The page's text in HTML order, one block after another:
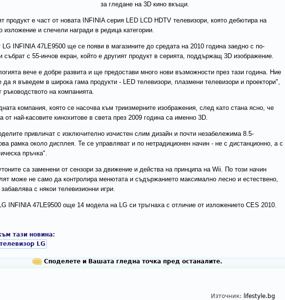
за гледане на 3D кино вкъщи.
продукт е част от новата INFINIA серия LED LCD HDTV телевизори, която дебютира на
изложение и спечели награди в редица категории.
LG INFINIA 47LE9500 ще се появи в магазините до средата на 2010 година заедно с по-
събрат с 55-инчов екран, който е другият продукт в серията, поддържащ 3D изображение.
вече е добре развита и ще предостави много нови възможности през тази година. Ние
да я въведем в широка гама продукти - LED телевизори, плазмени телевизори и проектори",
ръководството на компанията.
компания, която се насочва към триизмерните изображения, след като стана ясно, че
от най-касовите кинохитове в света през 2009 година са именно 3D.
привличат с изключително изчистен слим дизайн и почти незабележима 8.5-
рамка около дисплея. Те се управляват и по нетрадиционен начин - не с дистанционно, а с
пръчка".
са заменени от сензори за движение и действа на принципа на Wii. По този начин
може не само да контролира менютата и съдържанието максимално лесно и естествено,
с някои телевизионни игри.
INFINIA 47LE9500 още 14 модела на LG си тръгнаха с отличие от изложението CES 2010.
тази новина:
телевизор LG
Споделете и Вашата гледна точка пред останалите.
Източник: lifestyle.bg